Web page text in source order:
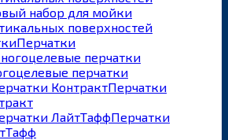
набор для мойки
поверхностей
Перчатки
перчатки
Перчатки
Перчатки